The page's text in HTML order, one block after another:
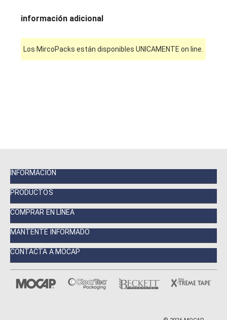
información adicional
Los MircoPacks están disponibles UNICAMENTE on line.
INFORMACIÓN
PRODUCTOS
COMPRAR EN LÍNEA
MANTENTE INFORMADO
CONTACTA A MOCAP